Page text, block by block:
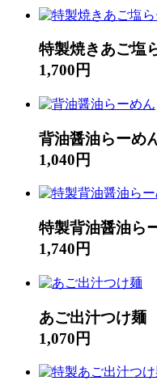
特製焼きあご塩
1,700円
背油醤油らーめ
1,040円
特製背油醤油ら
1,740円
あご出汁つけ麺
1,070円